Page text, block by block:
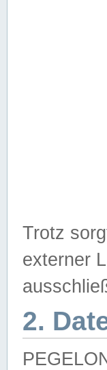
Trotz
externer
2.